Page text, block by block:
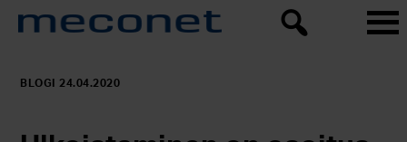
BLOGI 24.04.2020